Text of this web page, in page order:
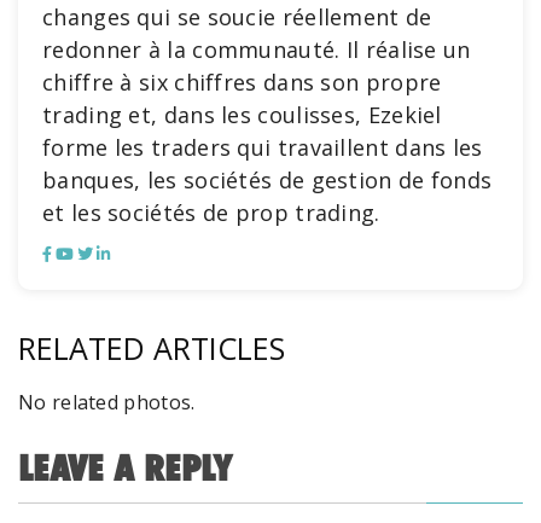
changes qui se soucie réellement de
redonner à la communauté. Il réalise un
chiffre à six chiffres dans son propre
trading et, dans les coulisses, Ezekiel
forme les traders qui travaillent dans les
banques, les sociétés de gestion de fonds
et les sociétés de prop trading.
RELATED ARTICLES
No related photos.
LEAVE A REPLY